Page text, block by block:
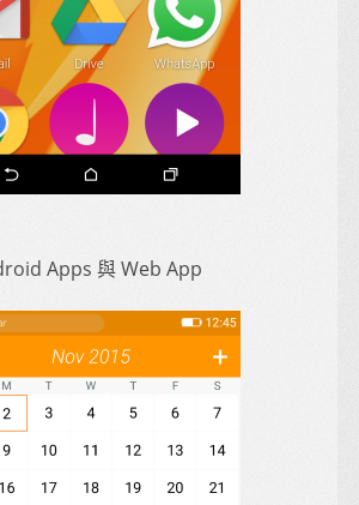
Apps 與 Web App